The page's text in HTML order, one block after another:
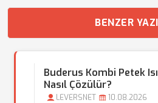
BENZER
Buderus Kombi Petek
Nasıl Çözülür?
LEVERSNET 10.08.2026